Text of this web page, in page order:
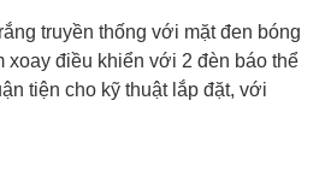
truyền thống với mặt đen bóng
điều khiển với 2 đèn báo thể
tiện cho kỹ thuật lắp đặt, với